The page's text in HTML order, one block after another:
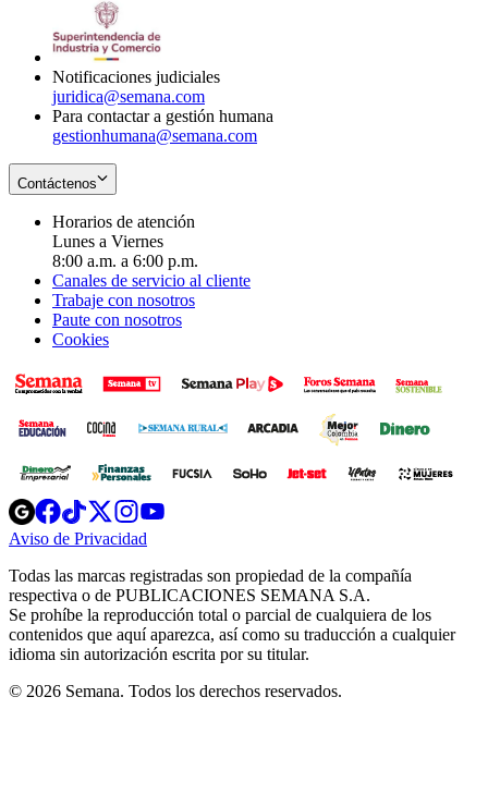
Notificaciones judiciales
juridica@semana.com
Para contactar a gestión humana
gestionhumana@semana.com
Contáctenos
Horarios de atención
Lunes a Viernes
8:00 a.m. a 6:00 p.m.
Canales de servicio al cliente
Trabaje con nosotros
Paute con nosotros
Cookies
Opens
in
new
Opens
in
new
Opens
in
new
window
Opens
new
windowwindow
Aviso de Privacidad
new
window
Todas las marcas registradas son propiedad de la compañía
respectiva o de PUBLICACIONES SEMANA S.A.
Se prohíbe la reproducción total o parcial de cualquiera de los
contenidos que aquí aparezca, así como su traducción a cualquier
idioma sin autorización escrita por su titular.
© 2026 Semana. Todos los derechos reservados.